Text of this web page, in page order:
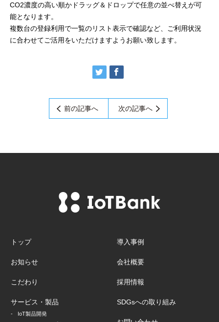
CO2濃度の高い順かドラッグ＆ドロップで任意の並べ替えが可
能となります。
複数台の登録利用で一覧のリスト表示で確認など、ご利用状況
に合わせてご活用をいただけますようお願い致します。
前の記事へ 次の記事へ
トップ
お知らせ
こだわり
サービス・製品
IoT製品開発
導入事例
会社概要
採用情報
SDGsへの取り組み